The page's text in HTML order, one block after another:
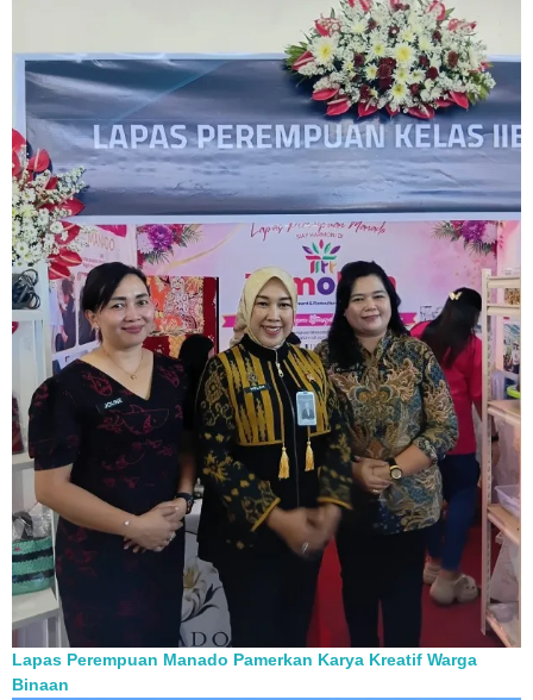
Lapas Perempuan Manado Pamerkan Karya Kreatif Warga
Binaan